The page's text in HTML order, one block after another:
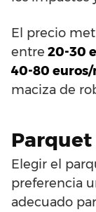
El precio
entre 20-30
40-80 euros/
maciza de
Parquet
Elegir el
preferencia
adecuado